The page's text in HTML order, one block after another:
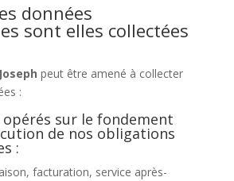
données
sont elles collectées
peut être amené à collecter
:
sur le fondement
de nos obligations
:
facturation, service après-